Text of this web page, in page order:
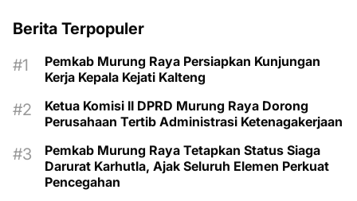
Berita Terpopuler
Pemkab Murung Raya Persiapkan Kunjungan
Kerja Kepala Kejati Kalteng
Ketua Komisi II DPRD Murung Raya Dorong
Perusahaan Tertib Administrasi Ketenagakerjaan
Pemkab Murung Raya Tetapkan Status Siaga
Darurat Karhutla, Ajak Seluruh Elemen Perkuat
Pencegahan